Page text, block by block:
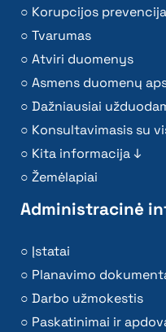
Korupcijos prevencija
Tvarumas
Atviri duomenys
Asmens duomenų
Dažniausiai
Konsultavimasis su
Kita informacija ↓
Žemėlapiai
Administracinė
Įstatai
Planavimo
Darbo užmokestis
Paskatinimai ir